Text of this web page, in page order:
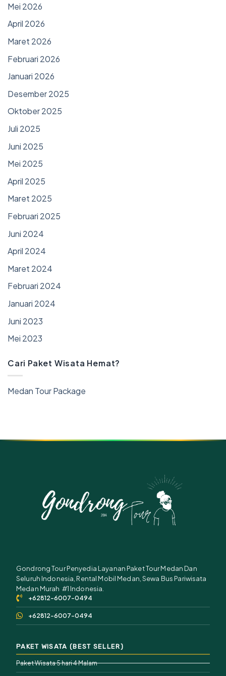
Mei 2026
April 2026
Maret 2026
Februari 2026
Januari 2026
Desember 2025
Oktober 2025
Juli 2025
Juni 2025
Mei 2025
April 2025
Maret 2025
Februari 2025
Juni 2024
April 2024
Maret 2024
Februari 2024
Januari 2024
Juni 2023
Mei 2023
Cari Paket Wisata Hemat?
Medan Tour Package
Gondrong Tour Penyedia Layanan Paket Tour Medan Dan
Seluruh Indonesia, Rental Mobil Medan, Sewa Bus Pariwisata
Medan Murah #1 Indonesia.
+62812-6007-0494
+62812-6007-0494
PAKET WISATA (BEST SELLER)
Paket Wisata 5 hari 4 Malam